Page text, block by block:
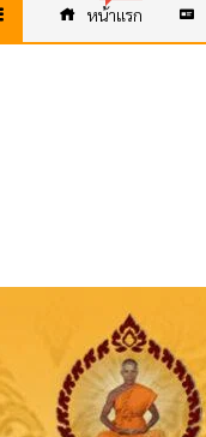
หน้าแรก